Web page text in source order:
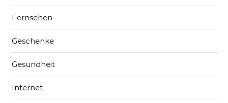
Fernsehen
Geschenke
Gesundheit
Internet